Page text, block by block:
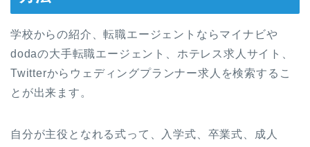
学校からの紹介、転職エージェントならマイナビや
dodaの大手転職エージェント、ホテレス求人サイト、
Twitterからウェディングプランナー求人を検索するこ
とが出来ます。
自分が主役となれる式って、入学式、卒業式、成人